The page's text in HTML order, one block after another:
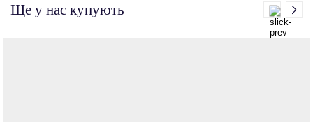
Ще у нас купують